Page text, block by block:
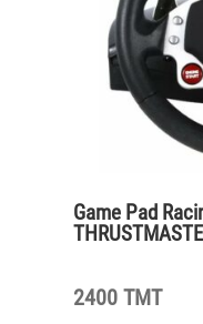
Game Pad
2400 TMT